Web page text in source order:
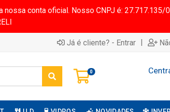
conta oficial. Nosso CNPJ é: 27.717.135/
Já é cliente? - Entrar |
0